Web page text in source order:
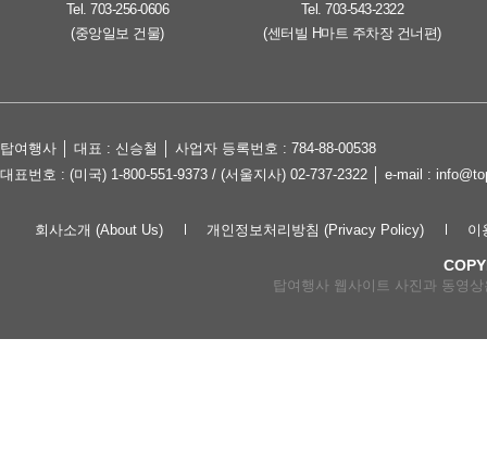
Tel. 703-256-0606
(중앙일보 건물)
Tel. 703-543-2322
(센터빌 H마트 주차장 건너편)
탑여행사 │ 대표 : 신승철 │ 사업자 등록번호 : 784-88-00538
대표번호 : (미국) 1-800-551-9373 / (서울지사) 02-737-2322 │ e-mail :
회사소개 (About Us) 개인정보처리방침 (Privacy Policy) 이
탑여행사 웹사이트 사진과 동영